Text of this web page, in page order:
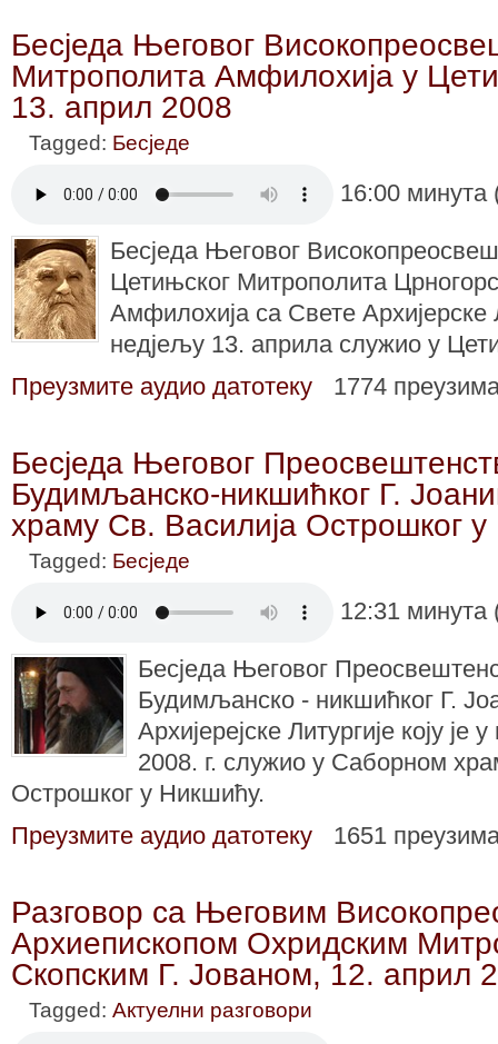
Бесједа Његовог
Митрополита Амфилохија у
13. април 2008
Tagged: Бесједе
16:00
Бесједа Његовог
Цетињског Митрополита
Амфилохија са Свете Архијерске
недјељу 13. априла служио у
Преузмите аудио датотеку
1774
Бесједа Његовог
Будимљанско-никшићког Г.
храму Св. Василија Острошког
Tagged: Бесједе
12:31
Бесједа Његовог
Будимљанско - никшићког Г.
Архијерејске Литургије коју
2008. г. служио у Саборном
Острошког у Никшићу.
Преузмите аудио датотеку
1651
Разговор са Његовим
Архиепископом Охридским
Скопским Г. Јованом, 12. април
Tagged: Актуелни разговори